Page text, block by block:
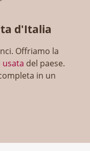
d'Italia
Offriamo la
usata del paese.
in un